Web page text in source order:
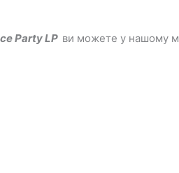
Party LP ви можете у нашому